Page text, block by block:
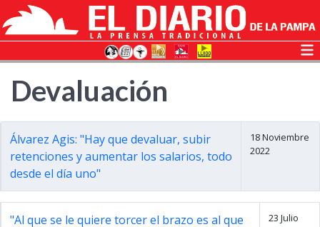
Devaluación
Álvarez Agis: "Hay que devaluar, subir
retenciones y aumentar los salarios, todo
desde el día uno"
18 Noviembre
2022
"Al que se le quiere torcer el brazo es al que
23 Julio